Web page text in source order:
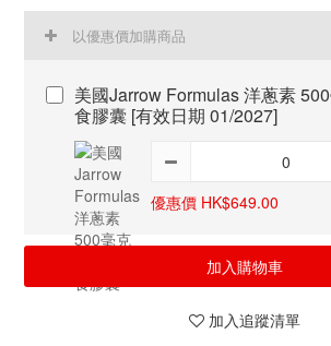
以優惠價加購商品
美國Jarrow Formulas 洋蔥素
食膠囊 [有效日期 01/2027]
優惠價 HK$649.00
加入購物車
加入追蹤清單